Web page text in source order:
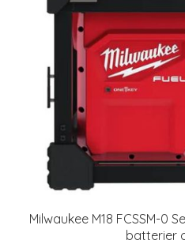
Milwaukee M18 FCSSM-0
batterier